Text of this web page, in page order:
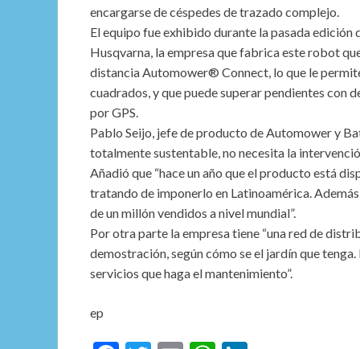
encargarse de céspedes de trazado complejo.
El equipo fue exhibido durante la pasada edición
Husqvarna, la empresa que fabrica este robot
distancia Automower® Connect, lo que le
cuadrados, y que puede superar pendientes con
por GPS.
Pablo Seijo, jefe de producto de Automower y
totalmente sustentable, no necesita la
Añadió que “hace un año que el producto está
tratando de imponerlo en Latinoamérica.
de un millón vendidos a nivel mundial”.
Por otra parte la empresa tiene “una red de
demostración, según cómo se el jardín que
servicios que haga el mantenimiento”.
ep